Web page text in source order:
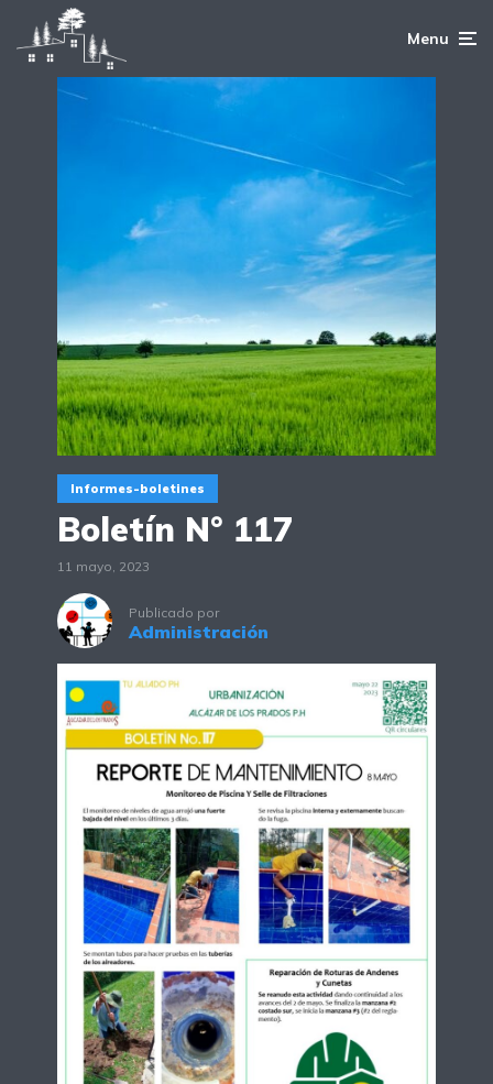
Menu
Informes-boletines
Boletín N° 117
11 mayo, 2023
Publicado por
Administración